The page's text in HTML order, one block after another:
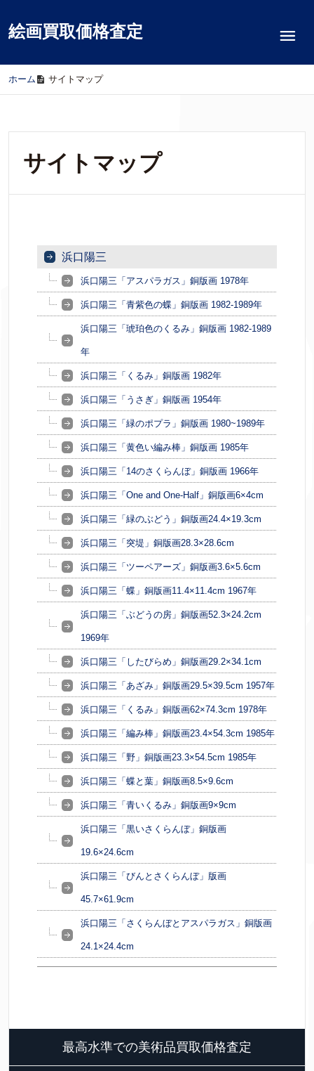
絵画買取価格査定
ホーム / サイトマップ
サイトマップ
浜口陽三
浜口陽三「アスパラガス」銅版画 1978年
浜口陽三「青紫色の蝶」銅版画 1982-1989年
浜口陽三「琥珀色のくるみ」銅版画 1982-1989
年
浜口陽三「くるみ」銅版画 1982年
浜口陽三「うさぎ」銅版画 1954年
浜口陽三「緑のポプラ」銅版画 1980~1989年
浜口陽三「黄色い編み棒」銅版画 1985年
浜口陽三「14のさくらんぼ」銅版画 1966年
浜口陽三「One and One-Half」銅版画6×4cm
浜口陽三「緑のぶどう」銅版画24.4×19.3cm
浜口陽三「突堤」銅版画28.3×28.6cm
浜口陽三「ツーペアーズ」銅版画3.6×5.6cm
浜口陽三「蝶」銅版画11.4×11.4cm 1967年
浜口陽三「ぶどうの房」銅版画52.3×24.2cm
1969年
浜口陽三「したびらめ」銅版画29.2×34.1cm
浜口陽三「あざみ」銅版画29.5×39.5cm 1957年
浜口陽三「くるみ」銅版画62×74.3cm 1978年
浜口陽三「編み棒」銅版画23.4×54.3cm 1985年
浜口陽三「野」銅版画23.3×54.5cm 1985年
浜口陽三「蝶と葉」銅版画8.5×9.6cm
浜口陽三「青いくるみ」銅版画9×9cm
浜口陽三「黒いさくらんぼ」銅版画
19.6×24.6cm
浜口陽三「びんとさくらんぼ」版画
45.7×61.9cm
浜口陽三「さくらんぼとアスパラガス」銅版画
24.1×24.4cm
最高水準での美術品買取価格査定